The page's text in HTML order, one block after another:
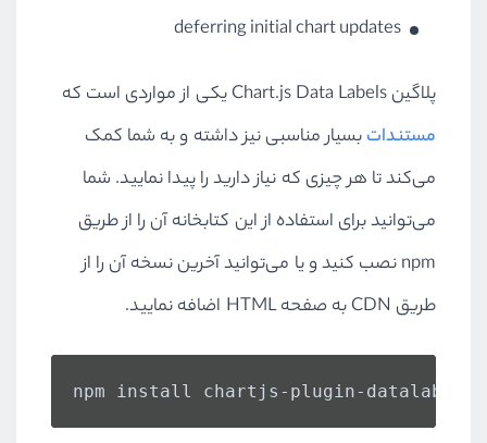
deferring initial chart updates
پلاگین Chart.js Data Labels یکی از مواردی است که
مستنداتبسیار مناسبی نیز داشته و به شما کمک
می‌کند تا هر چیزی که نیاز دارید را پیدا نمایید. شما
می‌توانید برای استفاده از این کتابخانه آن را از طریق
npm نصب کنید و یا می‌توانید آخرین نسخه آن را از
طریق CDN به صفحه HTML اضافه نمایید.
npm install chartjs-plugin-datalabels